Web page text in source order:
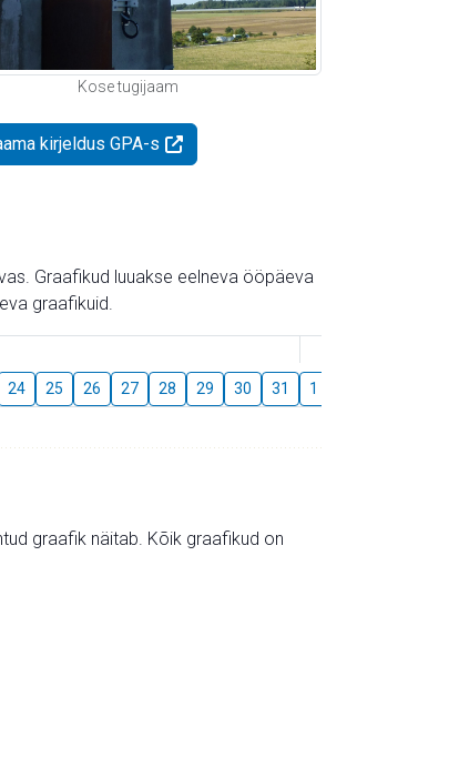
Kose tugijaam
kirjeldus GPA-s
Graafikud luuakse eelneva ööpäeva
graafikuid.
24 25 26 27 28 29 30 31 1
graafik näitab. Kõik graafikud on